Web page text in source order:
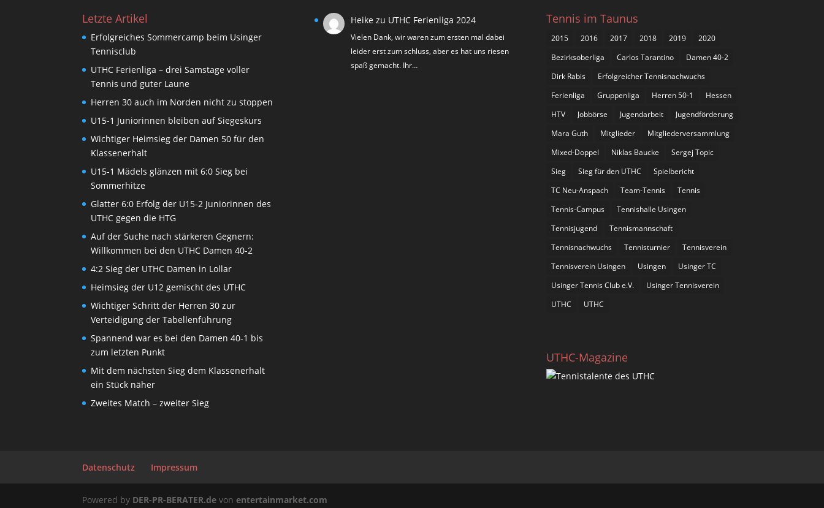
Letzte Artikel
Erfolgreiches Sommercamp beim Usinger
Tennisclub
UTHC Ferienliga – drei Samstage voller
Tennis und guter Laune
Herren 30 auch im Norden nicht zu stoppen
U15-1 Juniorinnen bleiben auf Siegeskurs
Wichtiger Heimsieg der Damen 50 für den
Klassenerhalt
U15-1 Mädels glänzen mit 6:0 Sieg bei
Sommerhitze
Glatter 6:0 Erfolg der U15-2 Juniorinnen des
UTHC gegen die HTG
Auf der Suche nach stärkeren Gegnern:
Willkommen bei den UTHC Damen 40-2
4:2 Sieg der UTHC Damen in Lollar
Heimsieg der U12 gemischt des UTHC
Wichtiger Schritt der Herren 30 zur
Verteidigung der Tabellenführung
Spannend war es bei den Damen 40-1 bis
zum letzten Punkt
Mit dem nächsten Sieg dem Klassenerhalt
ein Stück näher
Zweites Match – zweiter Sieg
Heike zu UTHC Ferienliga 2024
Vielen Dank, wir waren zum ersten mal dabei
leider erst zum schluss, aber es hat uns riesen
spaß gemacht. Ihr…
Tennis im Taunus
2015 2016 2017 2018 2019
2020
Bezirksoberliga
Carlos Tarantino
Damen 40-2
Dirk Rabis
Erfolgreicher Tennisnachwuchs
Ferienliga
Gruppenliga Herren 50-1
Hessen
HTV
Jobbörse Jugendarbeit
Jugendförderung
Mara Guth
Mitglieder
Mitgliederversammlung
Mixed-Doppel
Niklas Baucke
Sergej Topic
Sieg
Sieg für den UTHC
Spielbericht
TC Neu-Anspach
Team-Tennis
Tennis
Tennis-Campus
Tennishalle Usingen
Tennisjugend
Tennismannschaft
Tennisnachwuchs
Tennisturnier
Tennisverein
Tennisverein Usingen
Usingen
Usinger TC
Usinger Tennis Club e.V.
Usinger Tennisverein
UTHC
UTHC
UTHC-Magazine
Datenschutz Impressum
Powered by DER-PR-BERATER.de vonentertainmarket.com